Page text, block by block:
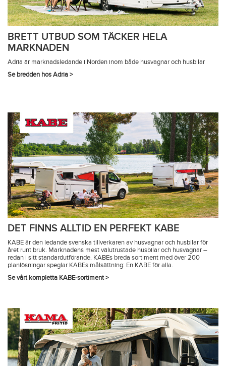
BRETT UTBUD SOM TÄCKER HELA
MARKNADEN
Adria är marknadsledande i Norden inom både husvagnar och husbilar
Se bredden hos Adria >
DET FINNS ALLTID EN PERFEKT KABE
KABE är den ledande svenska tillverkaren av husvagnar och husbilar för
året runt bruk. Marknadens mest välutrustade husbilar och husvagnar –
redan i sitt standardutförande. KABEs breda sortiment med över 200
planlösningar speglar KABEs målsättning: En KABE för alla.
Se vårt kompletta KABE-sortiment >